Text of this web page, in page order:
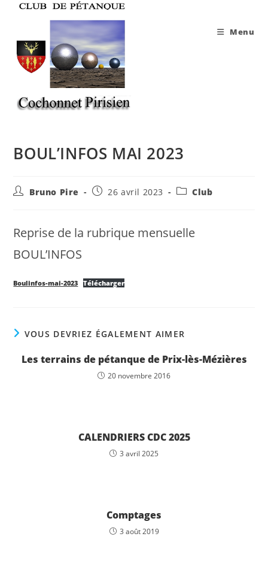
Menu
BOUL’INFOS MAI 2023
Auteur/autrice
Bruno Pire
Publication
26 avril 2023
PostClub
Reprise de la rubrique mensuelle
BOUL’INFOS
Boulinfos-mai-2023 Télécharger
VOUS DEVRIEZ ÉGALEMENT AIMER
Les terrains de pétanque de Prix-lès-Mézières
20 novembre 2016
CALENDRIERS CDC 2025
3 avril 2025
Comptages
3 août 2019